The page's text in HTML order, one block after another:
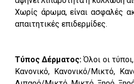
Χωρίς άρωμα, είναι ασφαλές
απαιτητικές επιδερμίδες.
Τύπος Δέρματος:Όλοι οι
Κανονικό, Κανονικό/Μικτό,